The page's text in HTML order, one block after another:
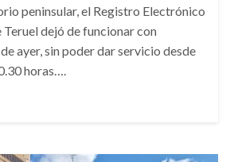
peninsular, el Registro Electrónico
dejó de funcionar con
ayer, sin poder dar servicio desde
horas….